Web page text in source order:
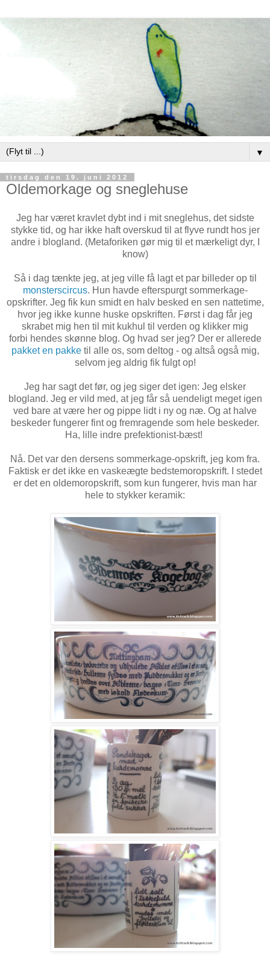
▼
tirsdag den 19. juni 2012
Oldemorkage og sneglehuse
Jeg har været kravlet dybt ind i mit sneglehus, det sidste
stykke tid, og har ikke haft overskud til at flyve rundt hos jer
andre i blogland. (Metaforiken gør mig til et mærkeligt dyr, I
know)
Så i dag tænkte jeg, at jeg ville få lagt et par billeder op til
monsterscircus. Hun havde efterspurgt sommerkage-
opskrifter. Jeg fik kun smidt en halv besked en sen nattetime,
hvor jeg ikke kunne huske opskriften. Først i dag får jeg
skrabet mig hen til mit kukhul til verden og klikker mig
forbi hendes skønne blog. Og hvad ser jeg? Der er allerede
pakket en pakketil alle os, som deltog - og altså også mig,
selvom jeg aldrig fik fulgt op!
Jeg har sagt det før, og jeg siger det igen: Jeg elsker
blogland. Jeg er vild med, at jeg får så uendeligt meget igen
ved bare at være her og pippe lidt i ny og næ. Og at halve
beskeder fungerer fint og fremragende som hele beskeder.
Ha, lille indre prefektionist-bæst!
Nå. Det var den dersens sommerkage-opskrift, jeg kom fra.
Faktisk er det ikke en vaskeægte bedstemoropskrift. I stedet
er det en oldemoropskrift, som kun fungerer, hvis man har
hele to stykker keramik: